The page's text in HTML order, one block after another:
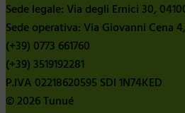
Sede legale: Via degli Ernici 30,
Sede operativa: Via Giovanni Cena
(+39) 0773 661760
(+39) 3519192281
P.IVA 02218620595 SDI 1N74KED
© 2026 Tunué